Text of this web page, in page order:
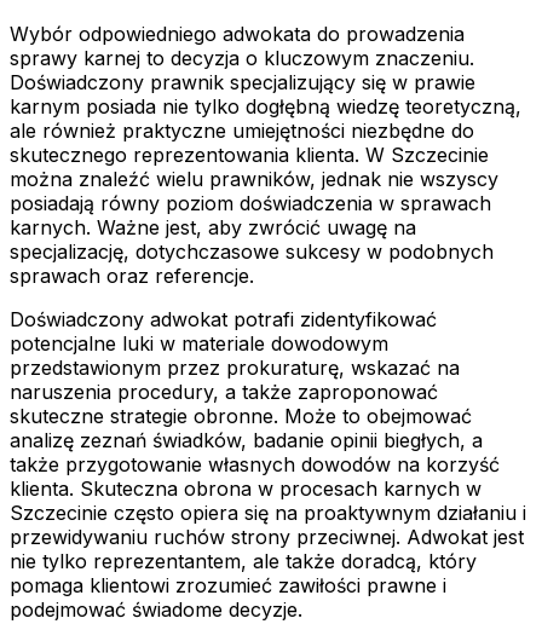
Wybór odpowiedniego adwokata do prowadzenia
sprawy karnej to decyzja o kluczowym znaczeniu.
Doświadczony prawnik specjalizujący się w prawie
karnym posiada nie tylko dogłębną wiedzę teoretyczną,
ale również praktyczne umiejętności niezbędne do
skutecznego reprezentowania klienta. W Szczecinie
można znaleźć wielu prawników, jednak nie wszyscy
posiadają równy poziom doświadczenia w sprawach
karnych. Ważne jest, aby zwrócić uwagę na
specjalizację, dotychczasowe sukcesy w podobnych
sprawach oraz referencje.
Doświadczony adwokat potrafi zidentyfikować
potencjalne luki w materiale dowodowym
przedstawionym przez prokuraturę, wskazać na
naruszenia procedury, a także zaproponować
skuteczne strategie obronne. Może to obejmować
analizę zeznań świadków, badanie opinii biegłych, a
także przygotowanie własnych dowodów na korzyść
klienta. Skuteczna obrona w procesach karnych w
Szczecinie często opiera się na proaktywnym działaniu i
przewidywaniu ruchów strony przeciwnej. Adwokat jest
nie tylko reprezentantem, ale także doradcą, który
pomaga klientowi zrozumieć zawiłości prawne i
podejmować świadome decyzje.